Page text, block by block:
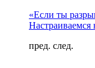
«Если ты
пред. след.